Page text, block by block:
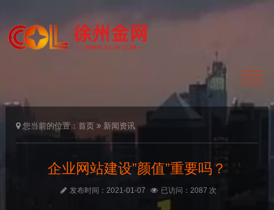
您当前的位置：首页 新闻资讯
企业网站建设”颜值”重要吗？
发布时间：2021-01-07 已访问：2087 次